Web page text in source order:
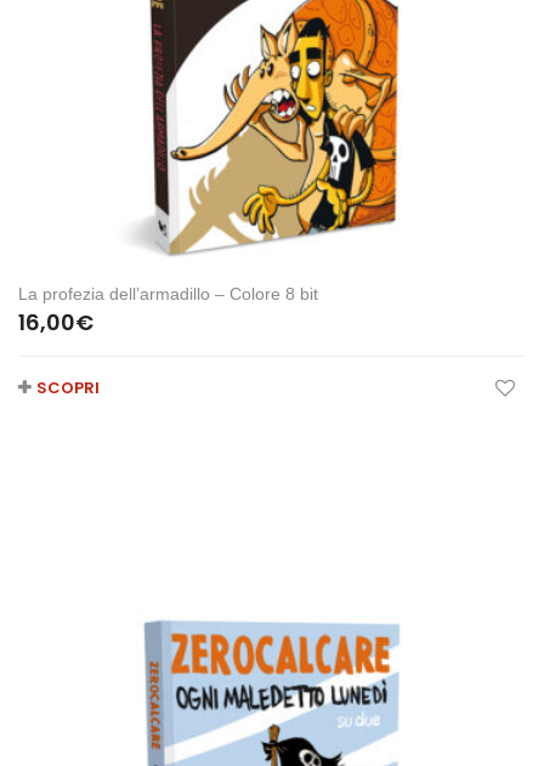
La profezia dell’armadillo – Colore 8 bit
16,00€
SCOPRI